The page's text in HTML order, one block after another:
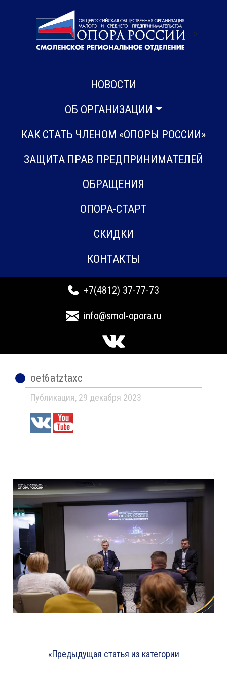
+7(4812) 37-77-73
info@smol-opora.ru
>
НОВОСТИ
ОБ ОРГАНИЗАЦИИ
КАК СТАТЬ ЧЛЕНОМ «ОПОРЫ РОССИИ»
ЗАЩИТА ПРАВ ПРЕДПРИНИМАТЕЛЕЙ
ОБРАЩЕНИЯ
ОПОРА-СТАРТ
СКИДКИ
КОНТАКТЫ
oet6atztaxc
Публикация, 29 декабря 2023
«Предыдущая статья из категории